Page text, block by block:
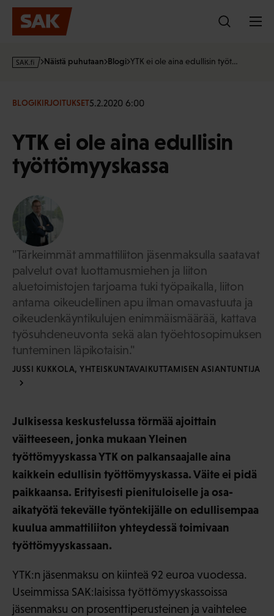
Hyppää
sisältöön
s
·
Näistä puhutaan Blogi YTK ei ole aina edullisin työt…
BLOGIKIRJOITUKSET5.2.2020 6:00
YTK ei ole aina edullisin
työttömyyskassa
"Tärkeimmät ammattiliiton jäsenmaksulla saatavat
palvelut ovat luottamusmiehen ja liiton
aluetoimistojen tarjoama tuki työpaikalla, liiton
antama oikeudellinen apu ilman omavastuuta ja
oikeudenkäyntikulujen enimmäismäärää, kattava
työsuhdeneuvonta sekä alan työehtosopimuksen
tunteminen läpikotaisin."
JUSSI KUKKOLA, YHTEISKUNTAVAIKUTTAMISEN ASIANTUNTIJA
Julkisessa keskustelussa törmää ajoittain
väitteeseen, jonka mukaan Yleinen
työttömyyskassa YTK on palkansaajalle aina
kaikkein edullisin työttömyyskassa. Väite ei pidä
paikkaansa. Erityisesti pienituloiselle ja osa-
aikatyötä tekevälle työntekijälle on edullisempaa
kuulua ammattiliiton yhteydessä toimivaan
työttömyyskassaan.
YTK:n jäsenmaksu on kiinteä 92 euroa vuodessa.
Useimmissa SAK:laisissa työttömyyskassoissa
jäsenmaksu on prosenttiperusteinen ja vaihtelee